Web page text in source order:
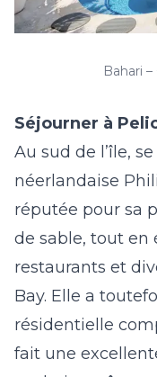
Bahari
Séjourner à
Au sud de l’île,
néerlandaise
réputée pour sa
de sable, tout en
restaurants et
Bay. Elle a
résidentielle
fait une